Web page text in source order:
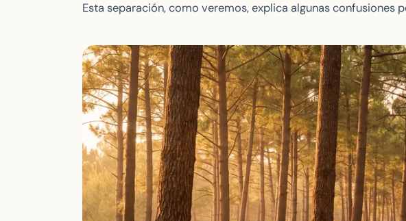
Esta separación, como veremos, explica algunas confusiones